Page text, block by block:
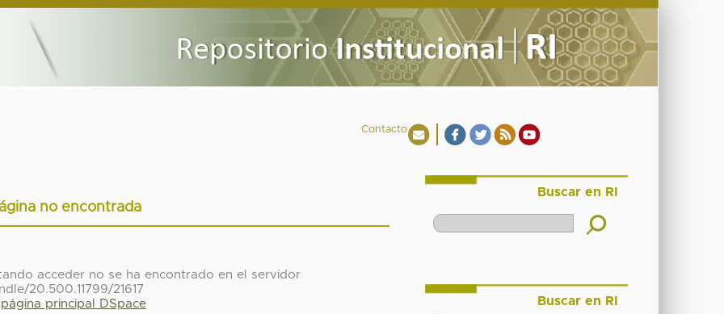
Contacto
no encontrada
acceder no se ha encontrado en el servidor
20.500.11799/21617
página principal DSpace
Buscar en RI
Buscar en RI